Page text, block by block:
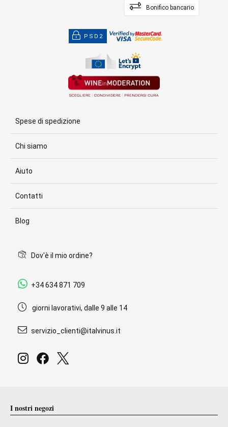
Bonifico bancario
PSD2
Spese di spedizione
Chi siamo
Aiuto
Contatti
Blog
Dov'è il mio ordine?
+34 634 871 709
giorni lavorativi, dalle 9 alle 14
servizio_clienti@italvinus.it
I nostri negozi